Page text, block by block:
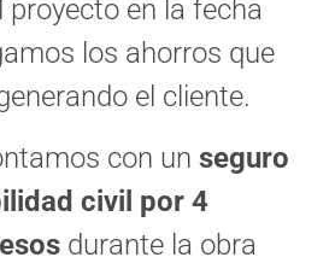
proyecto en la fecha
los ahorros que
el cliente.
con un seguro
civil por 4
durante la obra